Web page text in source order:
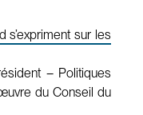
s’expriment sur les
– Politiques
du Conseil du